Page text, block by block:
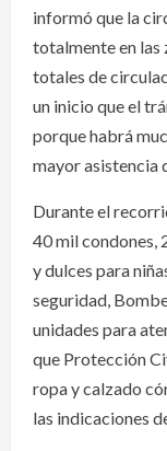
informó que la
totalmente en las
totales de
un inicio que el
porque habrá
mayor asistencia
Durante el
40 mil condones,
y dulces para
seguridad,
unidades para
que Protección
ropa y calzado
las indicaciones